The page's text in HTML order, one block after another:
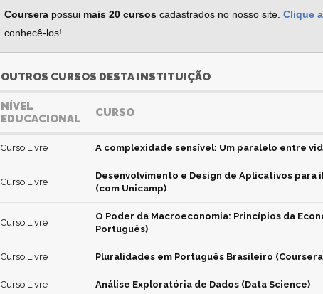
Coursera possui mais 20 cursos cadastrados no nosso site. Clique
conhecê-los!
OUTROS CURSOS DESTA INSTITUIÇÃO
NÍVEL
EDUCACIONAL
CURSO
Curso Livre A complexidade sensível: Um paralelo entre
Curso Livre
Desenvolvimento e Design de Aplicativos para
(com Unicamp)
Curso Livre
O Poder da Macroeconomia: Princípios da
Português)
Curso Livre Pluralidades em Português Brasileiro
Curso Livre Análise Exploratória de Dados (Data Science)